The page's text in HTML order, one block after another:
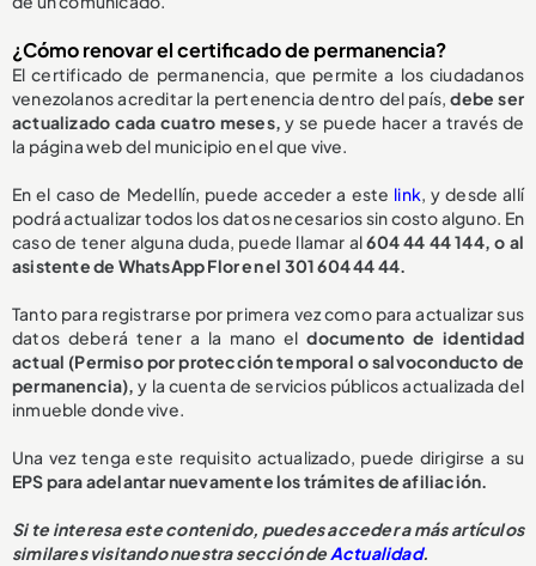
¿Cómo renovar el certificado de permanencia?
El certificado de permanencia, que permite a los ciudadanos
venezolanos acreditar la pertenencia dentro del país, debe ser
actualizado cada cuatro meses,y se puede hacer a través de
la página web del municipio en el que vive.
En el caso de Medellín, puede acceder a este link, y desde allí
podrá actualizar todos los datos necesarios sin costo alguno. En
caso de tener alguna duda, puede llamar al604 44 44 144, o al
asistente de WhatsApp Flor en el 301 604 44 44.
Tanto para registrarse por primera vez como para actualizar sus
datos deberá tener a la mano el documento de identidad
actual (Permiso por protección temporal o salvoconducto de
permanencia),y la cuenta de servicios públicos actualizada del
inmueble donde vive.
Una vez tenga este requisito actualizado, puede dirigirse a su
EPS para adelantar nuevamente los trámites de afiliación.
Si te interesa este contenido, puedes acceder a más artículos
similares visitando nuestra sección deActualidad.